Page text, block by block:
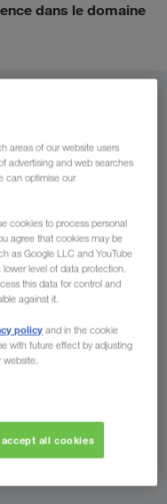
dans le domaine
WALTER
areas of our website users
advertising and web searches
can optimise our
cookies to process personal
agree that cookies may be
as Google LLC and YouTube
level of data protection.
this data for control and
against it.
policy and in the cookie
with future effect by adjusting
website.
accept all cookies